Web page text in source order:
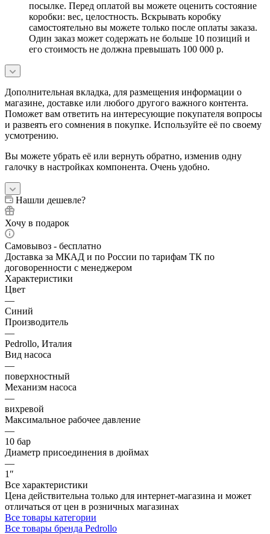
посылке. Перед оплатой вы можете оценить состояние
коробки: вес, целостность. Вскрывать коробку
самостоятельно вы можете только после оплаты заказа.
Один заказ может содержать не больше 10 позиций и
его стоимость не должна превышать 100 000 р.
Дополнительная вкладка, для размещения информации о
магазине, доставке или любого другого важного контента.
Поможет вам ответить на интересующие покупателя вопросы
и развеять его сомнения в покупке. Используйте её по своему
усмотрению.
Вы можете убрать её или вернуть обратно, изменив одну
галочку в настройках компонента. Очень удобно.
Нашли дешевле?
Хочу в подарок
Самовывоз - бесплатно
Доставка за МКАД и по России по тарифам ТК по
договоренности с менеджером
Характеристики
Цвет
—
Синий
Производитель
—
Pedrollo, Италия
Вид насоса
—
поверхностный
Механизм насоса
—
вихревой
Максимальное рабочее давление
—
10 бар
Диаметр присоединения в дюймах
—
1″
Все характеристики
Цена действительна только для интернет-магазина и может
отличаться от цен в розничных магазинах
Все товары категории
Все товары бренда Pedrollo